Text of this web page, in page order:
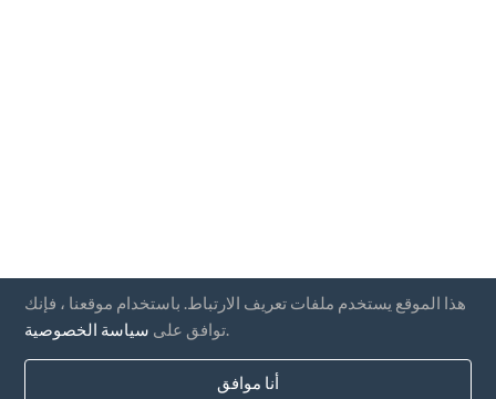
هذا الموقع يستخدم ملفات تعريف الارتباط. باستخدام موقعنا ، فإنك
توافق على سياسة الخصوصية
أنا موافق